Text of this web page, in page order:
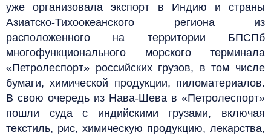
уже организовала экспорт в Индию и страны
Азиатско-Тихоокеанского региона из
расположенного на территории БПСПб
многофункционального морского терминала
«Петролеспорт» российских грузов, в том числе
бумаги, химической продукции, пиломатериалов.
В свою очередь из Нава-Шева в «Петролеспорт»
пошли суда с индийскими грузами, включая
текстиль, рис, химическую продукцию, лекарства,